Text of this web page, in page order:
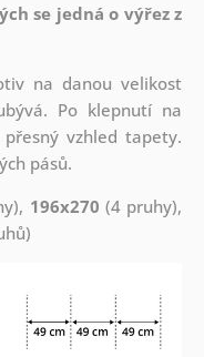
se jedná o výřez z
na danou velikost
Po klepnutí na
vzhled tapety.
pásů.
196x270 (4 pruhy),